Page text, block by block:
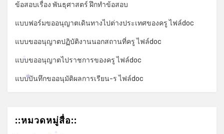
ข้อสอบเรื่อง พันธุศาสตร์ ฝึกทำข้อสอบ
แบบฟอร์มขออนุญาตเดินทางไปต่างประเทศของครู ไฟล์doc
แบบขออนุญาตปฏิบัติงานนอกสถานที่ครู ไฟล์doc
แบบขออนุญาตไปราชการของครู ไฟล์doc
แบบบันทึกขออนุมัติผลการเรียน-ร ไฟล์doc
::หมวดหมู่สื่อ::
*